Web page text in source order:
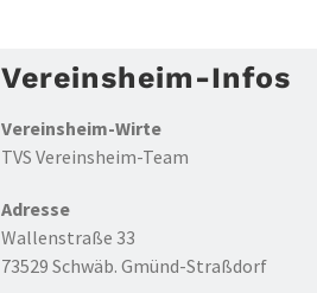
Vereinsheim-Infos
Vereinsheim-Wirte
TVS Vereinsheim-Team
Adresse
Wallenstraße 33
73529 Schwäb. Gmünd-Straßdorf